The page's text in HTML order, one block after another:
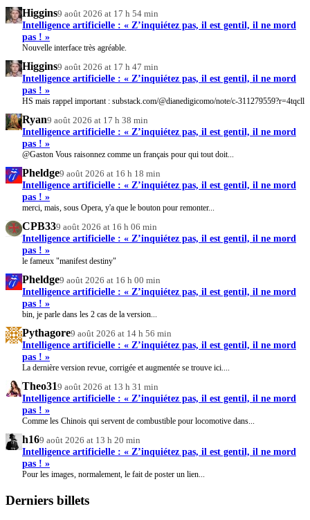
Higgins9 août 2026 at 17 h 54 min
Intelligence artificielle : « Z’inquiétez pas, il est gentil, il ne mord
pas ! »
Nouvelle interface très agréable.
Higgins9 août 2026 at 17 h 47 min
Intelligence artificielle : « Z’inquiétez pas, il est gentil, il ne mord
pas ! »
HS mais rappel important : substack.com/@dianedigicomo/note/c-311279559?r=4tqcll
Ryan9 août 2026 at 17 h 38 min
Intelligence artificielle : « Z’inquiétez pas, il est gentil, il ne mord
pas ! »
@Gaston Vous raisonnez comme un français pour qui tout doit...
Pheldge9 août 2026 at 16 h 18 min
Intelligence artificielle : « Z’inquiétez pas, il est gentil, il ne mord
pas ! »
merci, mais, sous Opera, y'a que le bouton pour remonter...
CPB339 août 2026 at 16 h 06 min
Intelligence artificielle : « Z’inquiétez pas, il est gentil, il ne mord
pas ! »
le fameux "manifest destiny"
Pheldge9 août 2026 at 16 h 00 min
Intelligence artificielle : « Z’inquiétez pas, il est gentil, il ne mord
pas ! »
bin, je parle dans les 2 cas de la version...
Pythagore9 août 2026 at 14 h 56 min
Intelligence artificielle : « Z’inquiétez pas, il est gentil, il ne mord
pas ! »
La dernière version revue, corrigée et augmentée se trouve ici....
Theo319 août 2026 at 13 h 31 min
Intelligence artificielle : « Z’inquiétez pas, il est gentil, il ne mord
pas ! »
Comme les Chinois qui servent de combustible pour locomotive dans...
h169 août 2026 at 13 h 20 min
Intelligence artificielle : « Z’inquiétez pas, il est gentil, il ne mord
pas ! »
Pour les images, normalement, le fait de poster un lien...
Derniers billets